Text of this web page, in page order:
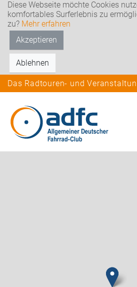
Diese Webseite möchte Cookies
komfortables Surferlebnis zu
zu? Mehr erfahren
Akzeptieren
Ablehnen
Das Radtouren- und